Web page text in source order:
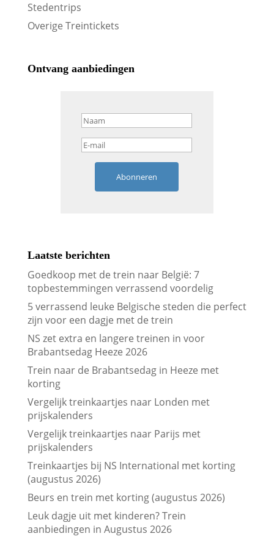
Stedentrips
Overige Treintickets
Ontvang aanbiedingen
Abonneren
Laatste berichten
Goedkoop met de trein naar België: 7
topbestemmingen verrassend voordelig
5 verrassend leuke Belgische steden die perfect
zijn voor een dagje met de trein
NS zet extra en langere treinen in voor
Brabantsedag Heeze 2026
Trein naar de Brabantsedag in Heeze met
korting
Vergelijk treinkaartjes naar Londen met
prijskalenders
Vergelijk treinkaartjes naar Parijs met
prijskalenders
Treinkaartjes bij NS International met korting
(augustus 2026)
Beurs en trein met korting (augustus 2026)
Leuk dagje uit met kinderen? Trein
aanbiedingen in Augustus 2026